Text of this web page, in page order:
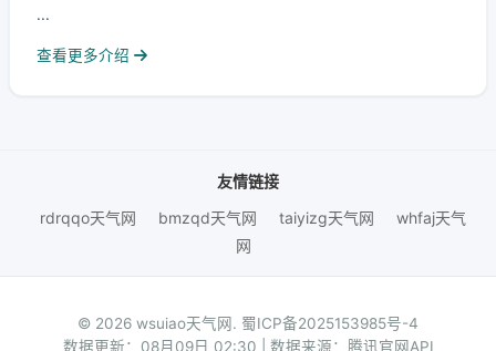
...
查看更多介绍
友情链接
rdrqqo天气网
bmzqd天气网 taiyizg天气网
whfaj天气
网
© 2026 wsuiao天气网. 蜀ICP备2025153985号-4
数据更新：08月09日 02:30 | 数据来源：腾讯官网API